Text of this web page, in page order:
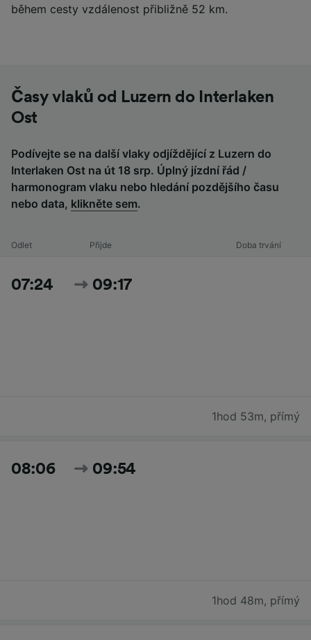
během cesty vzdálenost přibližně 52 km.
Časy vlaků od Luzern do Interlaken
Ost
Podívejte se na další vlaky odjíždějící z Luzern do
Interlaken Ost na út 18 srp. Úplný jízdní řád /
harmonogram vlaku nebo hledání pozdějšího času
nebo data, klikněte sem.
Odlet Přijde Doba trvání
07:24 09:17
1hod 53m, přímý
08:06 09:54
1hod 48m, přímý